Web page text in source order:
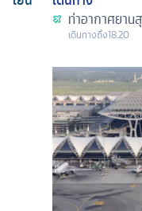
ท่าอากาศยา
เดินทางถึง18.20